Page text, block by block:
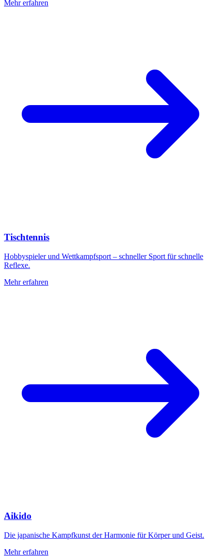
Mehr erfahren
Tischtennis
Hobbyspieler und Wettkampfsport – schneller Sport für schnelle
Reflexe.
Mehr erfahren
Aikido
Die japanische Kampfkunst der Harmonie für Körper und Geist.
Mehr erfahren